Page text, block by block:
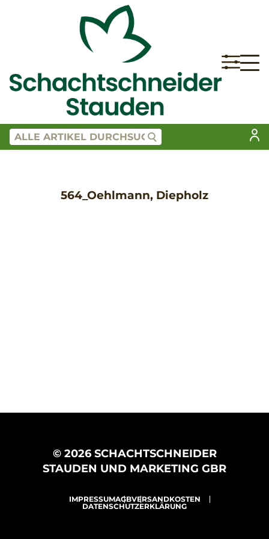
564_Oehlmann, Diepholz
© 2026 SCHACHTSCHNEIDER
STAUDEN UND MARKETING GBR
IMPRESSUMAGBVERSANDKOSTEN
DATENSCHUTZERKLÄRUNG